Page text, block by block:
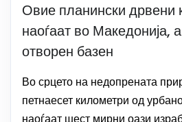
Овие планински дрвени
наоѓаат во Македонија,
отворен базен
Во срцето на недопрената
петнаесет километри од